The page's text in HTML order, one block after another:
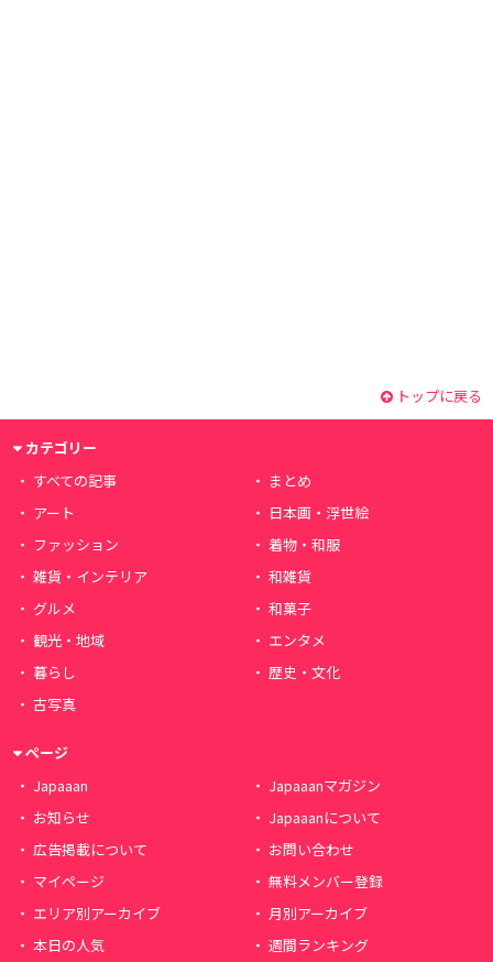
トップに戻る
カテゴリー
すべての記事
まとめ
アート
日本画・浮世絵
ファッション
着物・和服
雑貨・インテリア
和雑貨
グルメ
和菓子
観光・地域
エンタメ
暮らし
歴史・文化
古写真
ページ
Japaaan
Japaaanマガジン
お知らせ
Japaaanについて
広告掲載について
お問い合わせ
マイページ
無料メンバー登録
エリア別アーカイブ
月別アーカイブ
本日の人気
週間ランキング